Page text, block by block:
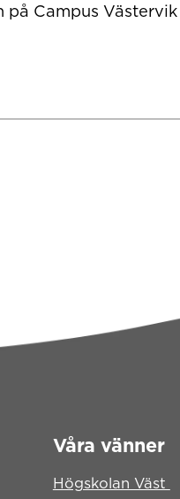
på Campus
Våra vänner
Högskolan Väst